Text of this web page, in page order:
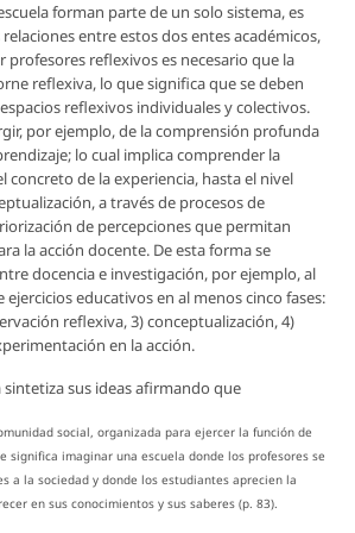
forman parte de un solo sistema, es
entre estos dos entes académicos,
profesores reflexivos es necesario que la
reflexiva, lo que significa que se deben
reflexivos individuales y colectivos.
por ejemplo, de la comprensión profunda
lo cual implica comprender la
concreto de la experiencia, hasta el nivel
a través de procesos de
de percepciones que permitan
la acción docente. De esta forma se
docencia e investigación, por ejemplo, al
educativos en al menos cinco fases:
reflexiva, 3) conceptualización, 4)
en la acción.
sus ideas afirmando que
social, organizada para ejercer la función de
significa imaginar una escuela donde los profesores se
a la sociedad y donde los estudiantes aprecien la
en sus conocimientos y sus saberes (p. 83).